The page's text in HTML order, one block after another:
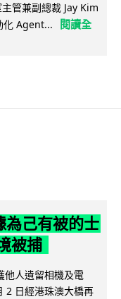
管兼副總裁 Jay Kim
化 Agent...
閱讀全
為己有被的士
被捕
他人遺留相機及電
2 日經港珠澳大橋再